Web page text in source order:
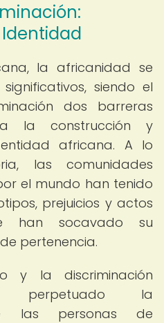
la africanidad se
siendo el
dos barreras
la construcción y
africana. A lo
las comunidades
el mundo han tenido
prejuicios y actos
han socavado su
pertenencia.
y la discriminación
perpetuado la
las personas de